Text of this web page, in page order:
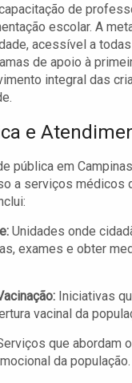
de
escolar. A
acessível a
de apoio à
integral das
e
pública em
a serviços médicos
Unidades onde
exames e obter
Iniciativas
vacinal da
que abordam
da população.